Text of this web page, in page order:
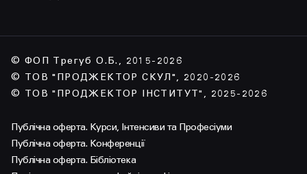
© ФОП Трегуб О.Б., 2015-2026
© ТОВ "ПРОДЖЕКТОР СКУЛ", 2020-2026
© ТОВ "ПРОДЖЕКТОР ІНСТИТУТ", 2025-2026
Публічна оферта. Курси, Інтенсиви та Професіуми
Публічна оферта. Конференції
Публічна оферта. Бібліотека